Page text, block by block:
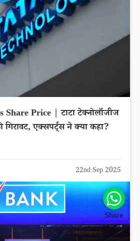
Share Price | टाटा टेक्नोलॉजीज
एक्सपर्ट्स ने क्या कहा?
22nd Sep 2025
Share